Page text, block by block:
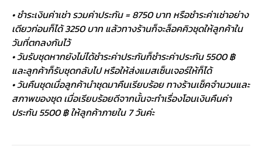
• ชำระเงินค่าเช่า รวมค่าประกัน = 8750 บาท หรือชำระค่าเช่าอย่าง
เดียวก่อนก็ได้ 3250 บาท แล้วทางร้านก็จะล็อคคิวชุดให้ลูกค้าใน
วันที่ตกลงกันไว้
• วันรับชุดหากยังไม่ได้ชำระค่าประกันก็ชำระค่าประกัน 5500 ฿
และลูกค้าก็รับชุดกลับไป หรือให้ส่งแมสเซ็นเจอร์ให้ก็ได้
• วันคืนชุดเมื่อลูกค้านำชุดมาคืนเรียบร้อย ทางร้านเช็คจำนวนและ
สภาพของชุด เมื่อเรียบร้อยดีจากนั้นจะทำเรื่องโอนเงินคืนค่า
ประกัน 5500 ฿ ให้ลูกค้าภายใน 7 วันค่ะ